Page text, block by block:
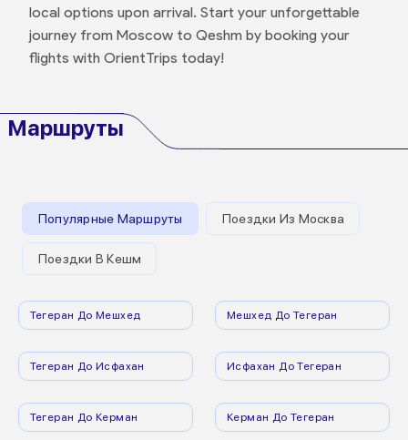
local options upon arrival. Start your unforgettable
journey from Moscow to Qeshm by booking your
flights with OrientTrips today!
Маршруты
Популярные Маршруты Поездки Из Москва
Поездки В Кешм
Тегеран До Мешхед Мешхед До Тегеран
Тегеран До Исфахан Исфахан До Тегеран
Тегеран До Керман Керман До Тегеран